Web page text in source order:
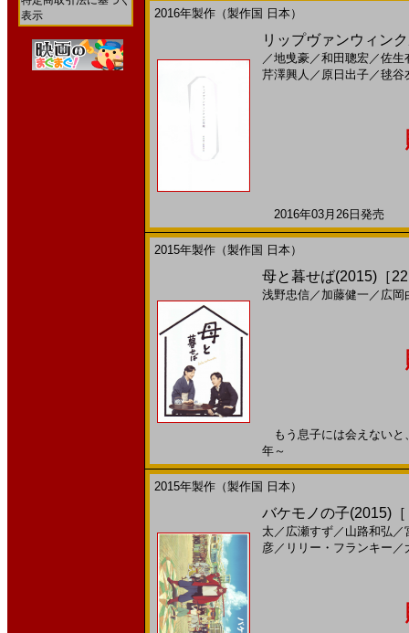
表示
2016年製作（製作国 日本）
リップヴァンウィン
／地曵豪／和田聰宏／佐生
芹澤興人 ／ 原日出子／毬谷
2016年03月26日発売
2015年製作（製作国 日本）
母と暮せば(2015)［
浅野忠信／ 加藤健一 ／ 広岡
もう息子には会えない
年～
2015年製作（製作国 日本）
バケモノの子(2015)
太 ／ 広瀬すず／ 山路和弘 ／
彦／ リリー・フランキー ／